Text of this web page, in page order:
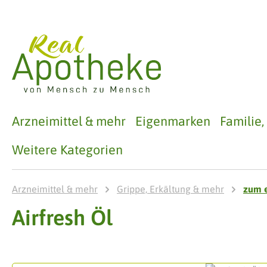
Arzneimittel & mehr Eigenmarken
Weitere Kategorien
Arzneimittel & mehr Grippe, Erkältung & mehr zum
Airfresh Öl